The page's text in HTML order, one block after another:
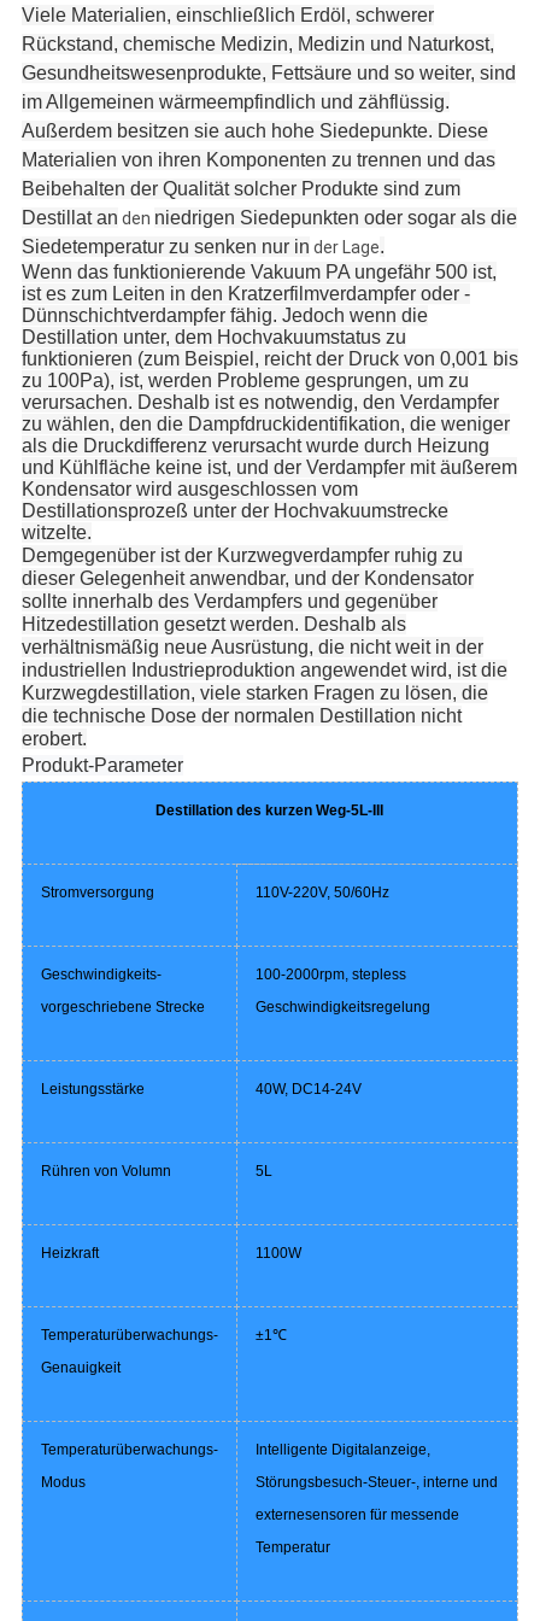
Viele Materialien, einschließlich Erdöl, schwerer
Rückstand, chemische Medizin, Medizin und Naturkost,
Gesundheitswesenprodukte, Fettsäure und so weiter, sind
im Allgemeinen wärmeempfindlich und zähflüssig.
Außerdem besitzen sie auch hohe Siedepunkte. Diese
Materialien von ihren Komponenten zu trennen und das
Beibehalten der Qualität solcher Produkte sind zum
Destillat an den niedrigen Siedepunkten oder sogar als die
Siedetemperatur zu senken nur in der Lage.
Wenn das funktionierende Vakuum PA ungefähr 500 ist,
ist es zum Leiten in den Kratzerfilmverdampfer oder -
Dünnschichtverdampfer fähig. Jedoch wenn die
Destillation unter, dem Hochvakuumstatus zu
funktionieren (zum Beispiel, reicht der Druck von 0,001 bis
zu 100Pa), ist, werden Probleme gesprungen, um zu
verursachen. Deshalb ist es notwendig, den Verdampfer
zu wählen, den die Dampfdruckidentifikation, die weniger
als die Druckdifferenz verursacht wurde durch Heizung
und Kühlfläche keine ist, und der Verdampfer mit äußerem
Kondensator wird ausgeschlossen vom
Destillationsprozeß unter der Hochvakuumstrecke
witzelte.
Demgegenüber ist der Kurzwegverdampfer ruhig zu
dieser Gelegenheit anwendbar, und der Kondensator
sollte innerhalb des Verdampfers und gegenüber
Hitzedestillation gesetzt werden. Deshalb als
verhältnismäßig neue Ausrüstung, die nicht weit in der
industriellen Industrieproduktion angewendet wird, ist die
Kurzwegdestillation, viele starken Fragen zu lösen, die
die technische Dose der normalen Destillation nicht
erobert.
Produkt-Parameter
Destillation des kurzen Weg-5L-III
Stromversorgung 110V-220V, 50/60Hz
Geschwindigkeits-
vorgeschriebene Strecke
100-2000rpm, stepless
Geschwindigkeitsregelung
Leistungsstärke 40W, DC14-24V
Rühren von Volumn 5L
Heizkraft 1100W
Temperaturüberwachungs-
Genauigkeit
±1℃
Temperaturüberwachungs-
Modus
Intelligente Digitalanzeige,
Störungsbesuch-Steuer-, interne und
externesensoren für messende
Temperatur